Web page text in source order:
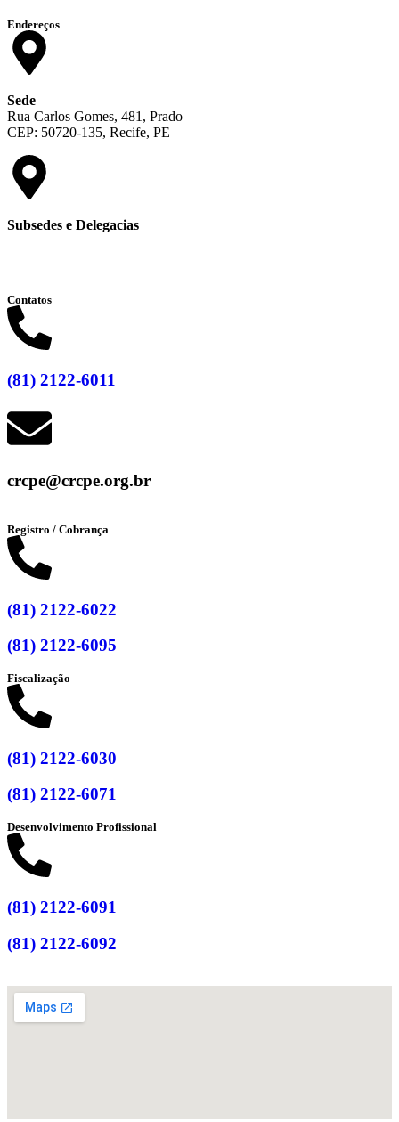
Endereços
Sede
Rua Carlos Gomes, 481, Prado
CEP: 50720-135, Recife, PE
Subsedes e Delegacias
Contatos
(81) 2122-6011
crcpe@crcpe.org.br
Registro / Cobrança
(81) 2122-6022
(81) 2122-6095
Fiscalização
(81) 2122-6030
(81) 2122-6071
Desenvolvimento Profissional
(81) 2122-6091
(81) 2122-6092